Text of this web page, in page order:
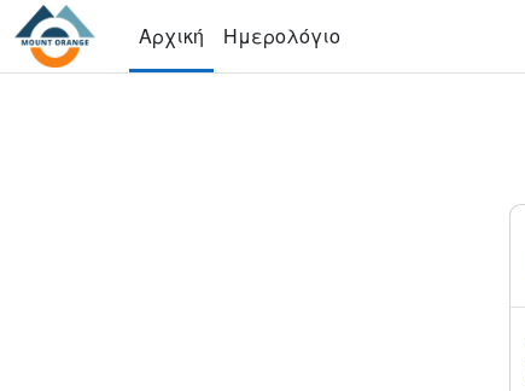
Μετάβαση στο κεντρικό περιεχόμενο
Αρχική
Ημερολόγιο